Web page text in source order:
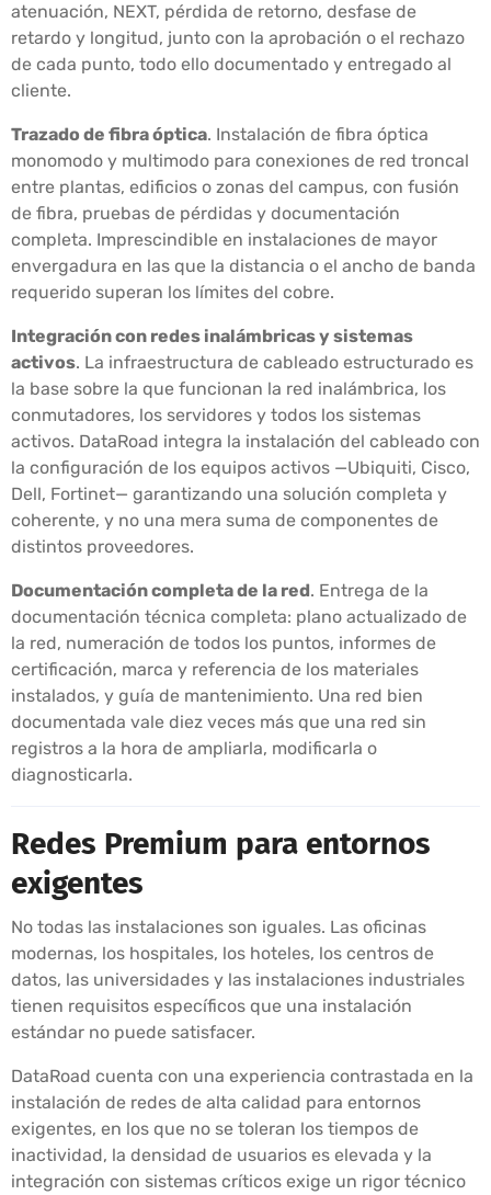
atenuación, NEXT, pérdida de retorno, desfase de
retardo y longitud, junto con la aprobación o el rechazo
de cada punto, todo ello documentado y entregado al
cliente.
Trazado de fibra óptica. Instalación de fibra óptica
monomodo y multimodo para conexiones de red troncal
entre plantas, edificios o zonas del campus, con fusión
de fibra, pruebas de pérdidas y documentación
completa. Imprescindible en instalaciones de mayor
envergadura en las que la distancia o el ancho de banda
requerido superan los límites del cobre.
Integración con redes inalámbricas y sistemas
activos. La infraestructura de cableado estructurado es
la base sobre la que funcionan la red inalámbrica, los
conmutadores, los servidores y todos los sistemas
activos. DataRoad integra la instalación del cableado con
la configuración de los equipos activos —Ubiquiti, Cisco,
Dell, Fortinet— garantizando una solución completa y
coherente, y no una mera suma de componentes de
distintos proveedores.
Documentación completa de la red. Entrega de la
documentación técnica completa: plano actualizado de
la red, numeración de todos los puntos, informes de
certificación, marca y referencia de los materiales
instalados, y guía de mantenimiento. Una red bien
documentada vale diez veces más que una red sin
registros a la hora de ampliarla, modificarla o
diagnosticarla.
Redes Premium para entornos
exigentes
No todas las instalaciones son iguales. Las oficinas
modernas, los hospitales, los hoteles, los centros de
datos, las universidades y las instalaciones industriales
tienen requisitos específicos que una instalación
estándar no puede satisfacer.
DataRoad cuenta con una experiencia contrastada en la
instalación de redes de alta calidad para entornos
exigentes, en los que no se toleran los tiempos de
inactividad, la densidad de usuarios es elevada y la
integración con sistemas críticos exige un rigor técnico